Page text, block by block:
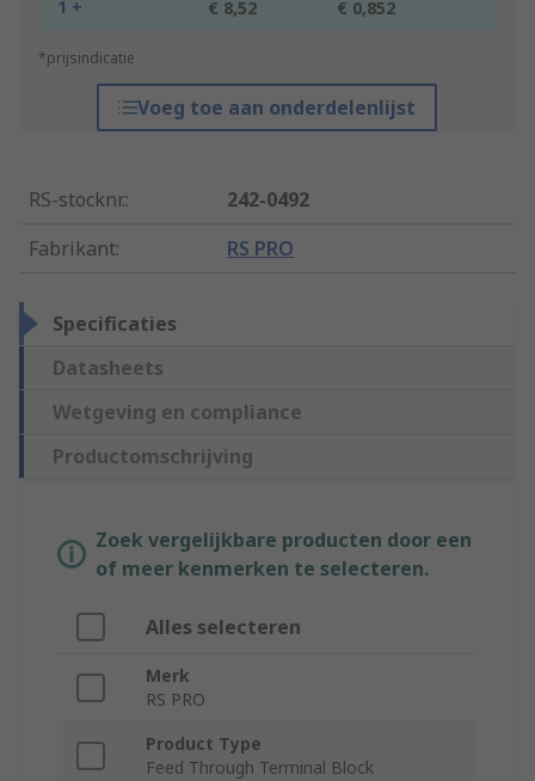
1 + € 8,52 € 0,852
*prijsindicatie
Voeg toe aan onderdelenlijst
RS-stocknr.:
242-0492
Fabrikant: RS PRO
Specificaties
Datasheets
Wetgeving en compliance
Productomschrijving
Zoek vergelijkbare producten door een
of meer kenmerken te selecteren.
Alles selecteren
Merk
RS PRO
Product Type
Feed Through Terminal Block